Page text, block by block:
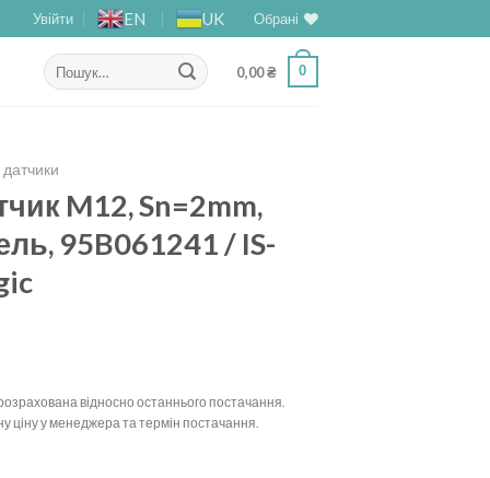
Увійти EN UK Обрані
Шукати:
0,00₴ 0
датчики
M12, Sn=2mm,
95B061241 / IS-
відносно останнього постачання.
ціну у менеджера та термін постачання.